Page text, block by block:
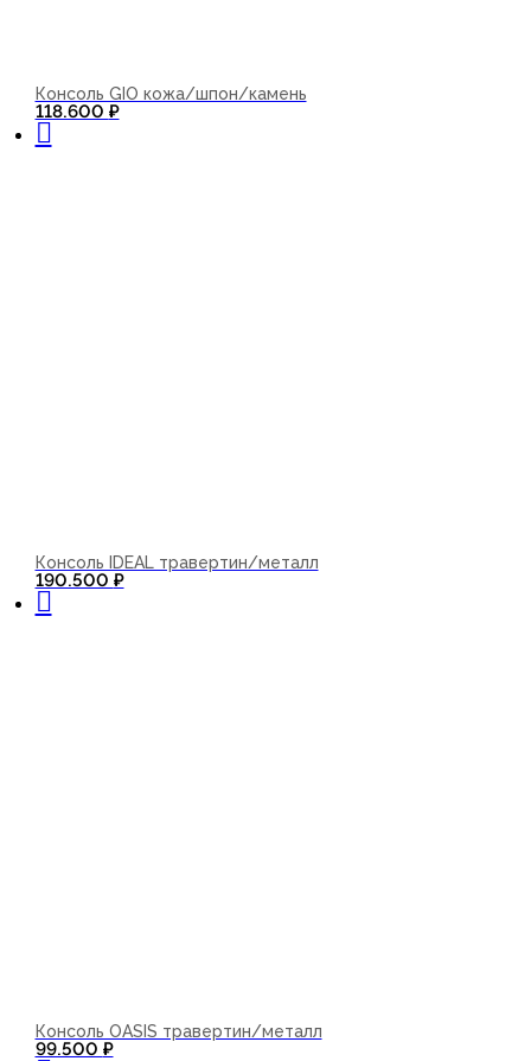
Консоль GIO кожа/шпон/камень
118.600 ₽
Консоль IDEAL травертин/металл
190.500 ₽
Консоль OASIS травертин/металл
99.500 ₽